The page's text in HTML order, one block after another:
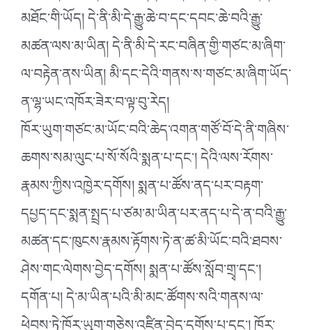
མཐོང་གི་ཡོད། དེ་ནི་མི་དེ་རྒྱུ་ཆེ་བ་དང་དབང་ཆེ་བའི་རྒྱུ་
མཚན་ལས་མ་ཡིན། དེ་ནི་མི་དེ་རང་བཞིན་གྱི་གཙང་མ་ཞིག་
ལ་བརྟེན་ནས་ཡིན། མི་དང་དེའི་གནས་ས་གཙང་མ་ཞིག་ཡོད་
ན་ལྷ་ཡང་འཁོར་ཟེར་བ་ལྟ་བུ་རེད།
ཁོར་ཡུག་གཙང་མ་ཡོང་བའི་ཆེད་འགན་གཙོ་བོ་དེ་ནི་གཞིས་
ཆགས་སམ་ལུང་པ་སོ་སོའི་སྨན་པ་དང༌། དེའི་ལས་རོགས་
རྣམས་ཀྱིས་འཁྱེར་དགོས། སྨན་པ་ཚོས་ནད་པར་བརྟག་
དཔྱད་དང་སྨན་སྤྲད་པ་ཙམ་མ་ཡིན་པར་ནད་པ་དེ་ན་བའི་རྒྱུ་
མཚན་དང་ཁུངས་རྣམས་རྟོགས་ཏེ་ན་ཚ་མི་ཡོང་བའི་ཐབས་
ཤེས་གང་ལེགས་བྱེད་དགོས། སྨན་པ་ཚོས་སློབ་གྲྭ་དང༌།
དགོན་པ། དེ་མ་ཡིན་པའི་མི་མང་ཚོགས་སའི་གནས་ལ་